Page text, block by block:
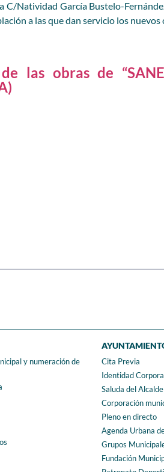
Natividad García Bustelo-
a las que dan servicio los nuevos
las obras de
y numeración de
Cita Previa
Identidad
Saluda del Alcalde
Corporación
Pleno en directo
Agenda Urbana
Grupos
Fundación